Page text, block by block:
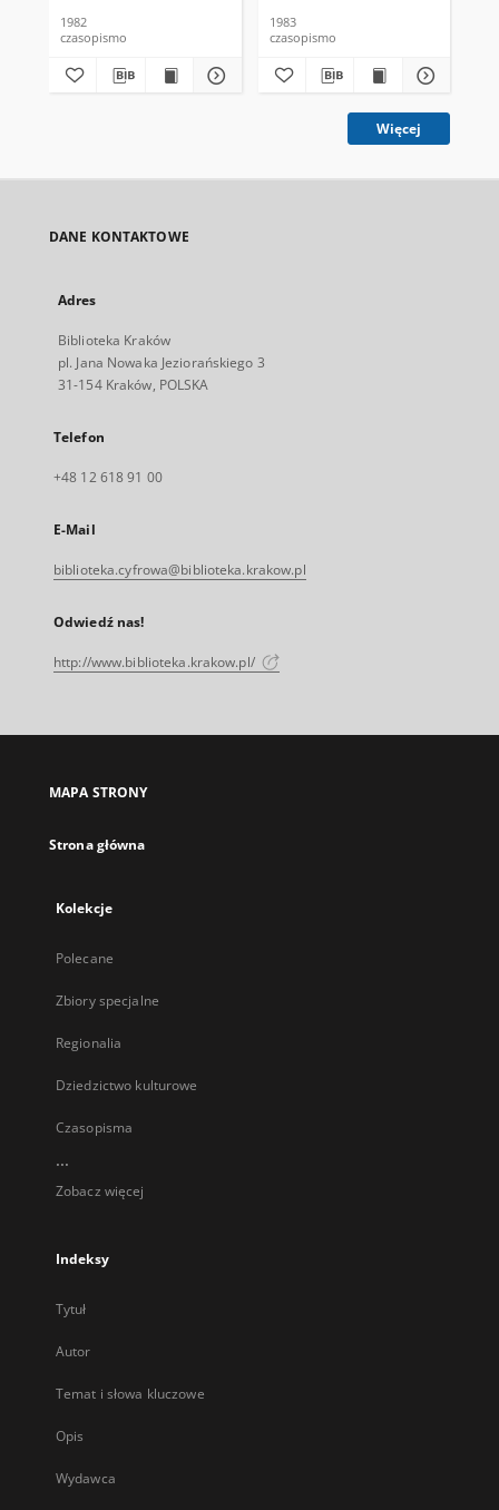
1982
czasopismo
1983
czasopismo
Więcej
DANE KONTAKTOWE
Adres
Biblioteka Kraków
pl. Jana Nowaka Jeziorańskiego 3
31-154 Kraków, POLSKA
Telefon
+48 12 618 91 00
E-Mail
biblioteka.cyfrowa@biblioteka.krakow.pl
Odwiedź nas!
http://www.biblioteka.krakow.pl/
MAPA STRONY
Strona główna
Kolekcje
Polecane
Zbiory specjalne
Regionalia
Dziedzictwo kulturowe
Czasopisma
...
Zobacz więcej
Indeksy
Tytuł
Autor
Temat i słowa kluczowe
Opis
Wydawca